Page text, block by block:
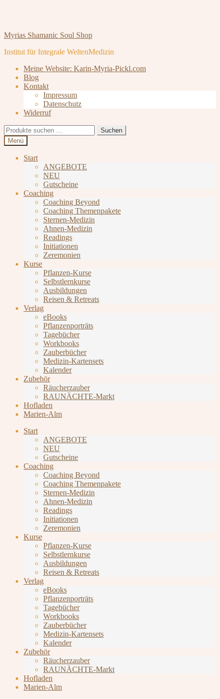
Zur
springen
Zum
springen
Myrias Shamanic Soul Shop
Institut für Integrale WeltenMedizin
Meine Website: Karin-Myria-Pickl.com
Blog
Kontakt
Impressum
Datenschutz
Widerruf
Suchen
nach:
Suchen
Menü
Start
ANGEBOTE
NEU
Gutscheine
Coaching
Coaching Beyond
Coaching Themenpakete
Sternen-Medizin
Ahnen-Medizin
Readings
Initiationen
Zeremonien
Kurse
Pflanzen-Kurse
Selbstlernkurse
Ausbildungen
Reisen & Retreats
Verlag
eBooks
Pflanzenporträts
Tagebücher
Workbooks
Zauberbücher
Medizin-Kartensets
Kalender
Zubehör
Räucherzauber
RAUNÄCHTE-Markt
Hofladen
Marien-Alm
Start
ANGEBOTE
NEU
Gutscheine
Coaching
Coaching Beyond
Coaching Themenpakete
Sternen-Medizin
Ahnen-Medizin
Readings
Initiationen
Zeremonien
Kurse
Pflanzen-Kurse
Selbstlernkurse
Ausbildungen
Reisen & Retreats
Verlag
eBooks
Pflanzenporträts
Tagebücher
Workbooks
Zauberbücher
Medizin-Kartensets
Kalender
Zubehör
Räucherzauber
RAUNÄCHTE-Markt
Hofladen
Marien-Alm